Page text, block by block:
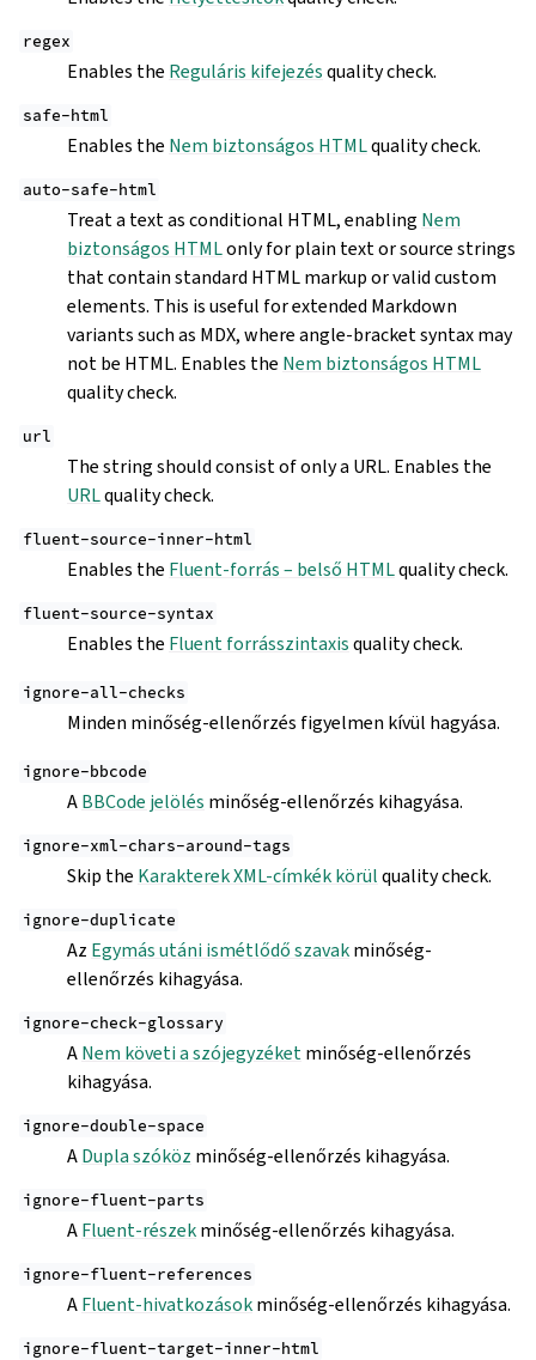
regex
Enables the Reguláris kifejezésquality check.
safe-html
Enables the Nem biztonságos HTMLquality check.
auto-safe-html
Treat a text as conditional HTML, enabling Nem
biztonságos HTMLonly for plain text or source strings
that contain standard HTML markup or valid custom
elements. This is useful for extended Markdown
variants such as MDX, where angle-bracket syntax may
not be HTML. Enables the Nem biztonságos HTML
quality check.
url
The string should consist of only a URL. Enables the
URLquality check.
fluent-source-inner-html
Enables the Fluent-forrás – belső HTMLquality check.
fluent-source-syntax
Enables the Fluent forrásszintaxisquality check.
ignore-all-checks
Minden minőség-ellenőrzés figyelmen kívül hagyása.
ignore-bbcode
ABBCode jelölés minőség-ellenőrzés kihagyása.
ignore-xml-chars-around-tags
Skip the Karakterek XML-címkék körülquality check.
ignore-duplicate
Az Egymás utáni ismétlődő szavakminőség-
ellenőrzés kihagyása.
ignore-check-glossary
ANem követi a szójegyzéketminőség-ellenőrzés
kihagyása.
ignore-double-space
ADupla szóköz minőség-ellenőrzés kihagyása.
ignore-fluent-parts
AFluent-részekminőség-ellenőrzés kihagyása.
ignore-fluent-references
AFluent-hivatkozásokminőség-ellenőrzés kihagyása.
ignore-fluent-target-inner-html